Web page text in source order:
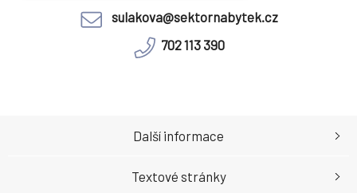
sulakova@sektornabytek.cz
702 113 390
Další informace
Textové stránky